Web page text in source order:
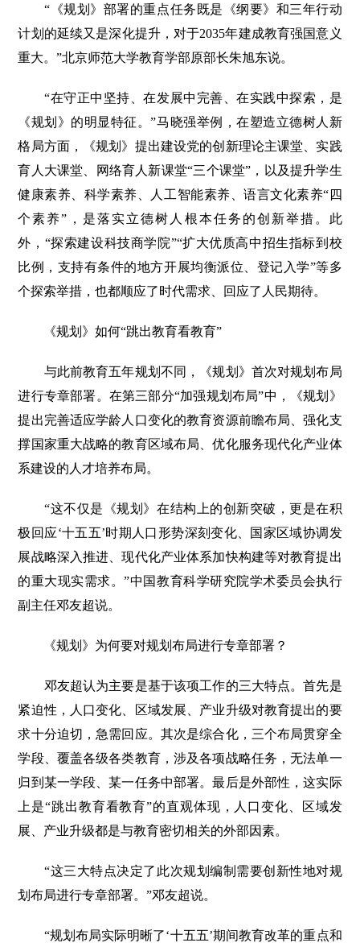
“《规划》部署的重点任务既是《纲要》和三年行动
计划的延续又是深化提升，对于2035年建成教育强国意义
重大。”北京师范大学教育学部原部长朱旭东说。
“在守正中坚持、在发展中完善、在实践中探索，是
《规划》的明显特征。”马晓强举例，在塑造立德树人新
格局方面，《规划》提出建设党的创新理论主课堂、实践
育人大课堂、网络育人新课堂“三个课堂”，以及提升学生
健康素养、科学素养、人工智能素养、语言文化素养“四
个素养”，是落实立德树人根本任务的创新举措。此
外，“探索建设科技商学院”“扩大优质高中招生指标到校
比例，支持有条件的地方开展均衡派位、登记入学”等多
个探索举措，也都顺应了时代需求、回应了人民期待。
《规划》如何“跳出教育看教育”
与此前教育五年规划不同，《规划》首次对规划布局
进行专章部署。在第三部分“加强规划布局”中，《规划》
提出完善适应学龄人口变化的教育资源前瞻布局、强化支
撑国家重大战略的教育区域布局、优化服务现代化产业体
系建设的人才培养布局。
“这不仅是《规划》在结构上的创新突破，更是在积
极回应‘十五五’时期人口形势深刻变化、国家区域协调发
展战略深入推进、现代化产业体系加快构建等对教育提出
的重大现实需求。”中国教育科学研究院学术委员会执行
副主任邓友超说。
《规划》为何要对规划布局进行专章部署？
邓友超认为主要是基于该项工作的三大特点。首先是
紧迫性，人口变化、区域发展、产业升级对教育提出的要
求十分迫切，急需回应。其次是综合化，三个布局贯穿全
学段、覆盖各级各类教育，涉及各项战略任务，无法单一
归到某一学段、某一任务中部署。最后是外部性，这实际
上是“跳出教育看教育”的直观体现，人口变化、区域发
展、产业升级都是与教育密切相关的外部因素。
“这三大特点决定了此次规划编制需要创新性地对规
划布局进行专章部署。”邓友超说。
“规划布局实际明晰了‘十五五’期间教育改革的重点和